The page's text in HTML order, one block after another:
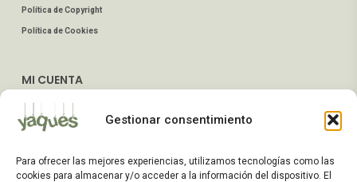
Gestionar consentimiento
Para ofrecer las mejores experiencias, utilizamos tecnologías como las
cookies para almacenar y/o acceder a la información del dispositivo. El
Política de Copyright
Política de Cookies
MI CUENTA
Dirección de Envío
Preguntas Frecuentes